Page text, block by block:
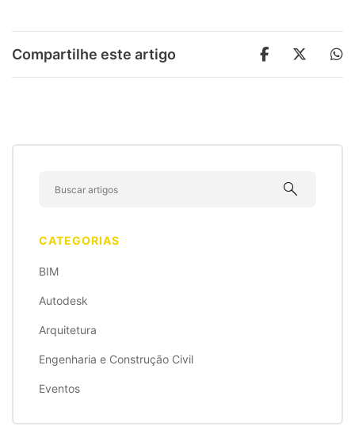
Compartilhe este artigo
search
CATEGORIAS
BIM
Autodesk
Arquitetura
Engenharia e Construção Civil
Eventos